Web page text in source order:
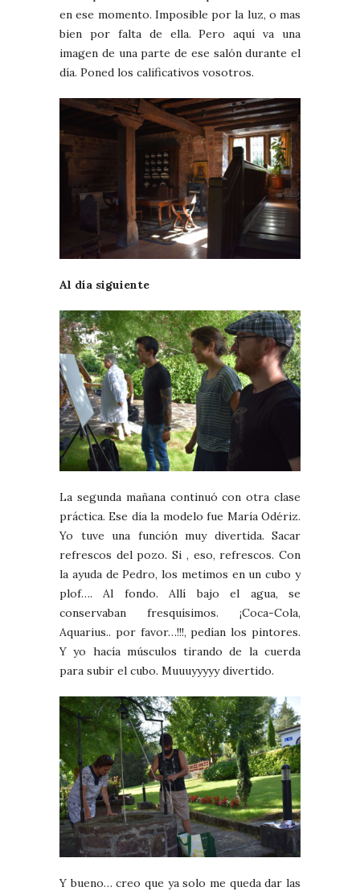
en ese momento. Imposible por la luz, o mas
bien por falta de ella. Pero aquí va una
imagen de una parte de ese salón durante el
día. Poned los calificativos vosotros.
Al día siguiente
La segunda mañana continuó con otra clase
práctica. Ese día la modelo fue María Odériz.
Yo tuve una función muy divertida. Sacar
refrescos del pozo. Si , eso, refrescos. Con
la ayuda de Pedro, los metimos en un cubo y
plof…. Al fondo. Allí bajo el agua, se
conservaban fresquísimos. ¡Coca-Cola,
Aquarius.. por favor…!!!, pedían los pintores.
Y yo hacía músculos tirando de la cuerda
para subir el cubo. Muuuyyyyy divertido.
Y bueno… creo que ya solo me queda dar las